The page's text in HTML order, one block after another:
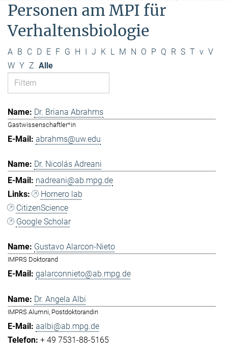
Personen am MPI für
Verhaltensbiologie
A B C D E F G H J K L M N O P Q R S T v V
W Y Z Alle
Dr. Briana Abrahms
Gastwissenschaftler*in
abrahms@uw.edu
Dr. Nicolás Adreani
nadreani@ab.mpg.de
Hornero lab
CitizenScience
Google Scholar
Gustavo Alarcon-Nieto
IMPRS Doktorand
galarconnieto@ab.mpg.de
Dr. Angela Albi
IMPRS Alumni, Postdoktorandin
aalbi@ab.mpg.de
+ 49 7531-88-5165